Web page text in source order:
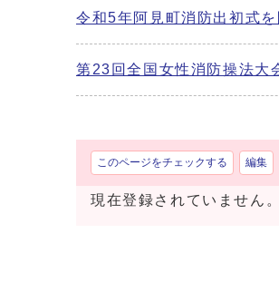
令和5年阿見町消防出初式を
第23回全国女性消防操法大
このページをチェックする 編集
現在登録されていません。